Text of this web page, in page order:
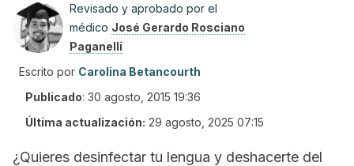
Revisado y aprobado por el
médico José Gerardo Rosciano
Paganelli
Escrito por Carolina Betancourth
Publicado: 30 agosto, 2015 19:36
Última actualización: 29 agosto, 2025 07:15
¿Quieres desinfectar tu lengua y deshacerte del